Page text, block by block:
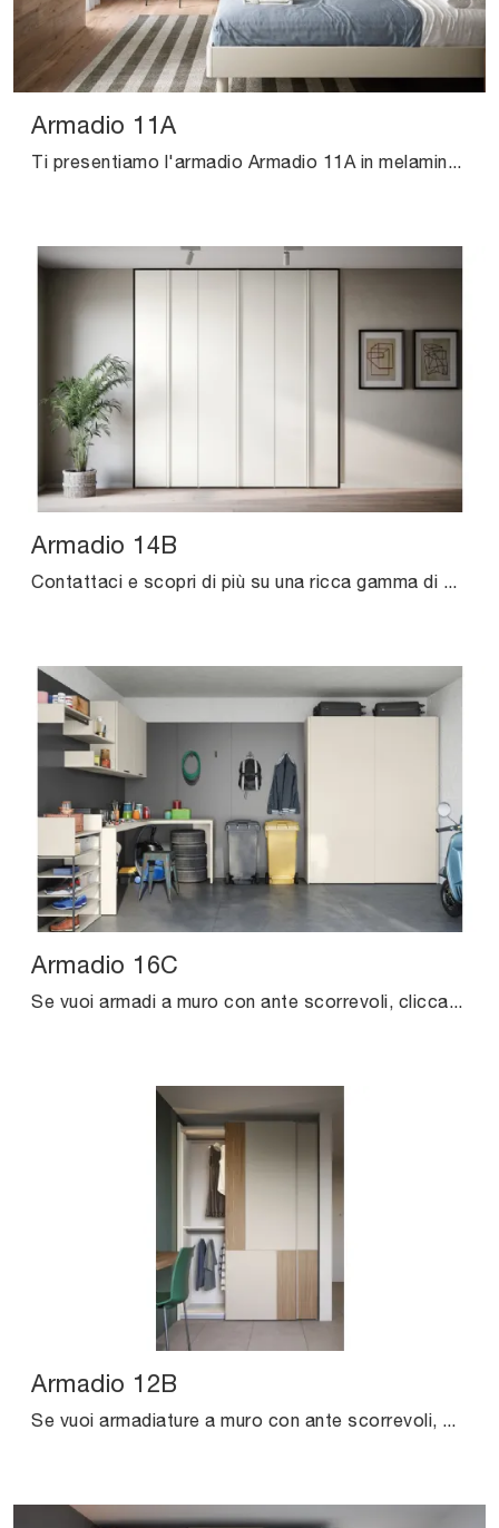
Armadio 11A
Ti presentiamo l'armadio Armadio 11A in melaminico di Cinquanta3! Una ricca gamma di armadi a muro con ante battenti.
Armadio 14B
Contattaci e scopri di più su una ricca gamma di Arredamento Casa per progettare la camera da letto grazie a contenitori in melaminico di grande ...
Armadio 16C
Armadio 12B
Se vuoi armadiature a muro con ante scorrevoli, clicca e scopri l'armadio Armadio 12B di Cinquanta3 in melaminico.